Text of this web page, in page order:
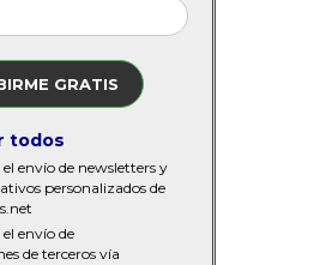
GRATIS
todos
envío de newsletters y
personalizados de
envío de
de terceros vía